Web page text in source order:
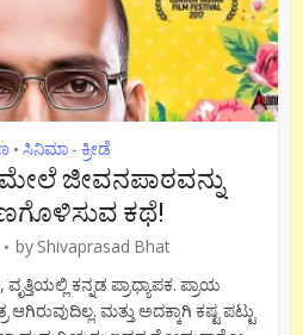
• ಸಿನಿಮಾ - ಕ್ರೀಡೆ
ಜೀವನಪಾಠವನ್ನು
ಕಥೆ!
by Shivaprasad Bhat
ಕನ್ನಡ ಪ್ರಾಧ್ಯಾಪಕ. ಪ್ರಾಯ
ಮತ್ತು ಅದಕ್ಕಾಗಿ ಕಷ್ಟ ಪಟ್ಟು